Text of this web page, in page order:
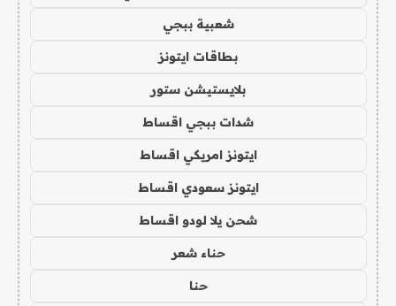
شعبية ببجي
بطاقات ايتونز
بلايستيشن ستور
شدات ببجي اقساط
ايتونز امريكي اقساط
ايتونز سعودي اقساط
شحن يلا لودو اقساط
حناء شعر
حنا